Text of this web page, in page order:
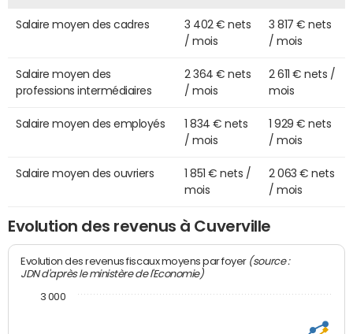
Salaire moyen des cadres
3 402 € nets
/ mois
3 817 € nets
/ mois
Salaire moyen des
professions intermédiaires
2 364 € nets
/ mois
2 611 € nets /
mois
Salaire moyen des employés
1 834 € nets
/ mois
1 929 € nets
/ mois
Salaire moyen des ouvriers
1 851 € nets /
mois
2 063 € nets
/ mois
Evolution des revenus à Cuverville
Evolution des revenus fiscaux moyens par foyer (source :
JDN d'après le ministère de l'Economie)
3 000